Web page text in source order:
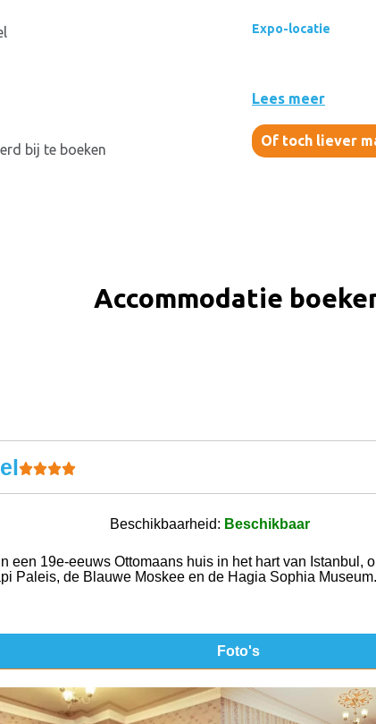
bij te boeken
Expo-locatie
Lees meer
Of toch liever
Accommodatie
Beschikbaarheid: Beschikbaar
een 19e-eeuws Ottomaans huis in het hart van Istanbul,
Paleis, de Blauwe Moskee en de Hagia Sophia
Foto's